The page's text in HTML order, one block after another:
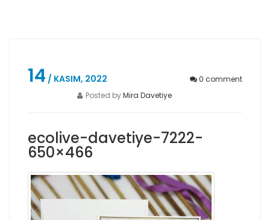
14 / KASIM, 2022 0 comment
Posted byMira Davetiye
ecolive-davetiye-7222-
650×466